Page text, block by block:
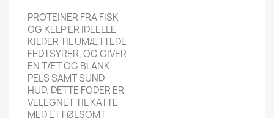
PROTEINER FRA FISK
OG KELP ER IDEELLE
KILDER TIL UMÆTTEDE
FEDTSYRER, OG GIVER
EN TÆT OG BLANK
PELS SAMT SUND
HUD. DETTE FODER ER
VELEGNET TIL KATTE
MED ET FØLSOMT